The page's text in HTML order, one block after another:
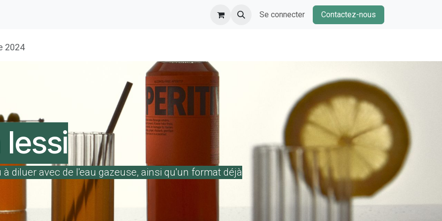
Se connecter Contactez-nous
2024
diluer avec de l'eau gazeuse, ainsi qu'un format déjà